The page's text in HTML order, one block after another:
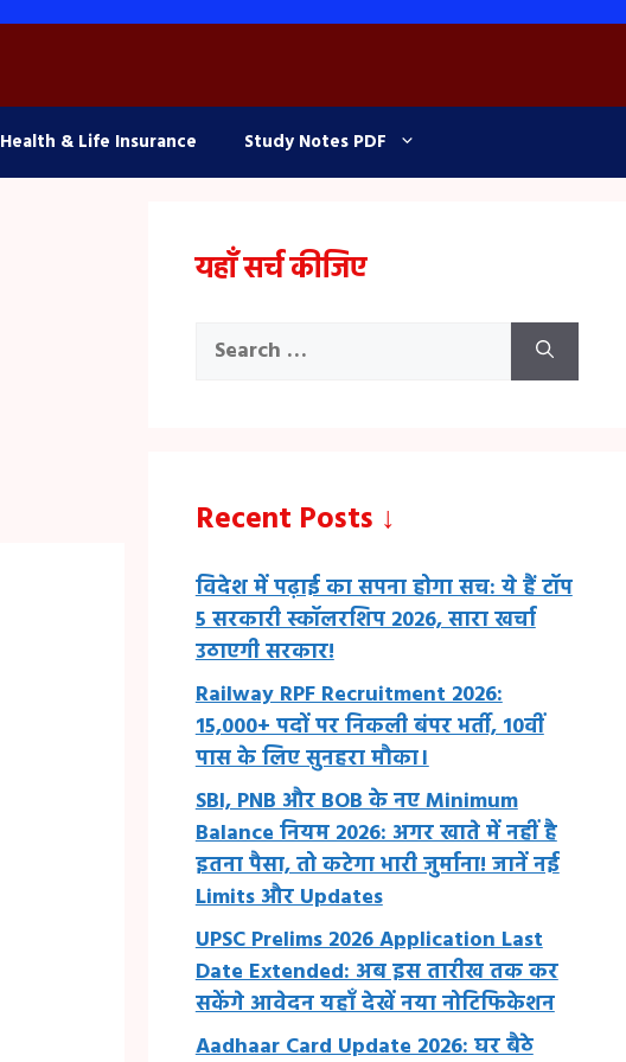
Health & Life Insurance Study Notes PDF
यहाँ सर्च कीजिए
Search
Recent Posts ↓
विदेश में पढ़ाई का सपना होगा सच: ये हैं टॉप
5 सरकारी स्कॉलरशिप 2026, सारा खर्चा
उठाएगी सरकार!
Railway RPF Recruitment 2026:
15,000+ पदों पर निकली बंपर भर्ती, 10वीं
पास के लिए सुनहरा मौका।
SBI, PNB और BOB के नए Minimum
Balance नियम 2026: अगर खाते में नहीं है
इतना पैसा, तो कटेगा भारी जुर्माना! जानें नई
Limits और Updates
UPSC Prelims 2026 Application Last
Date Extended: अब इस तारीख तक कर
सकेंगे आवेदन यहाँ देखें नया नोटिफिकेशन
Aadhaar Card Update 2026: घर बैठे